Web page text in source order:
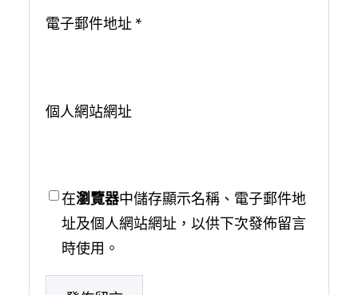
電子郵件地址 *
個人網站網址
在瀏覽器中儲存顯示名稱、電子郵件地
址及個人網站網址，以供下次發佈留言
時使用。